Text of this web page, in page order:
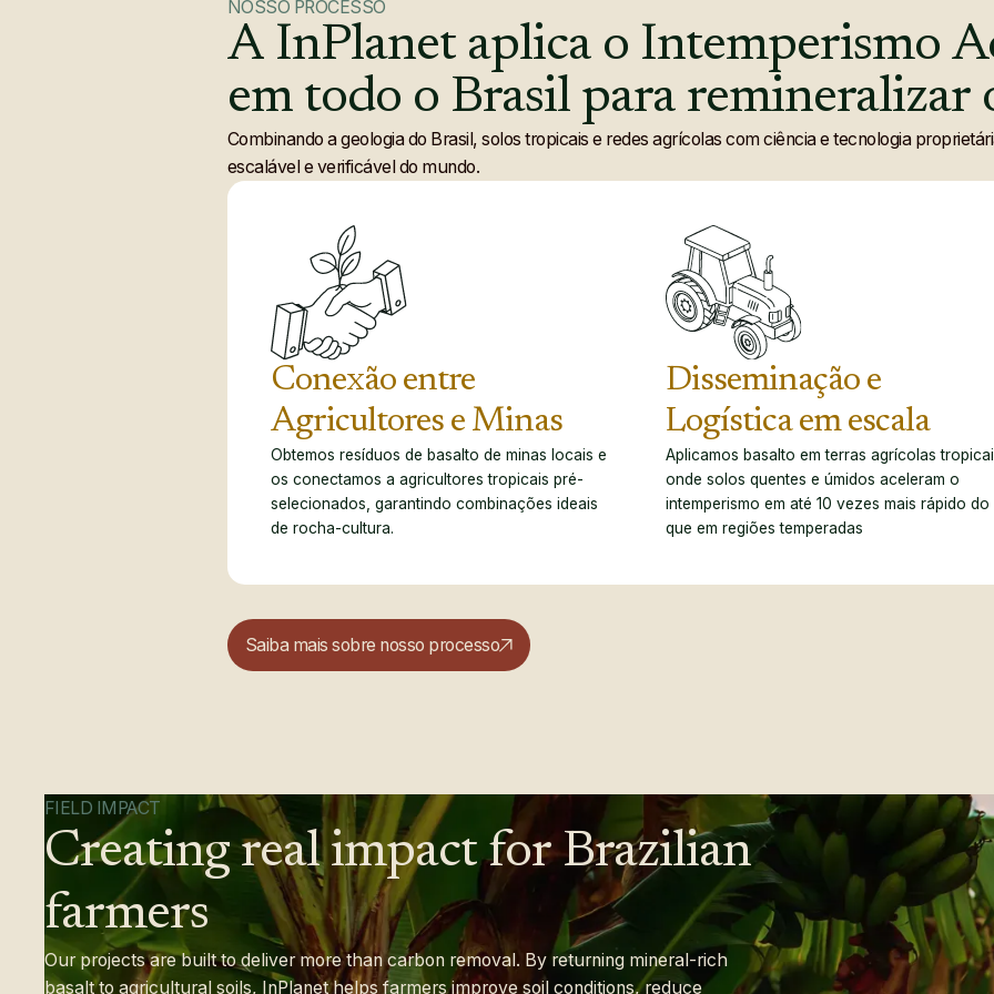
cana-de-açúcar
cítricos
grãos
café
cana-de-açúcar
café
pastagens
cana-de-açúcar
cítricos
café
pastagens
cana-de-açúcar
pastagens
cana-de-açúcar
cítricos
grãos
café
NOSSO PROCESSO
A InPlanet aplica o Intemperismo
em todo o Brasil para remineralizar
Combinando a geologia do Brasil, solos tropicais e redes agrícolas com ciência e tecnologia
escalável e verificável do mundo.
Conexão entre
Agricultores e Minas
Obtemos resíduos de basalto de minas locais e
os conectamos a agricultores tropicais pré-
selecionados, garantindo combinações ideais
de rocha-cultura.
Disseminação e
Logística em escala
Aplicamos basalto em terras agrícolas
onde solos quentes e úmidos aceleram o
intemperismo em até 10 vezes mais rápido do
que em regiões temperadas
Saiba mais sobre nosso processo
FIELD IMPACT
Creating real impact for Brazilian
farmers
Our projects are built to deliver more than carbon removal. By returning mineral-rich
basalt to agricultural soils, InPlanet helps farmers improve soil conditions, reduce